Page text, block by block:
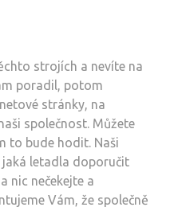
strojích a nevíte na
poradil, potom
stránky, na
společnost. Můžete
to bude hodit. Naši
letadla doporučit
nic nečekejte a
Vám, že společně